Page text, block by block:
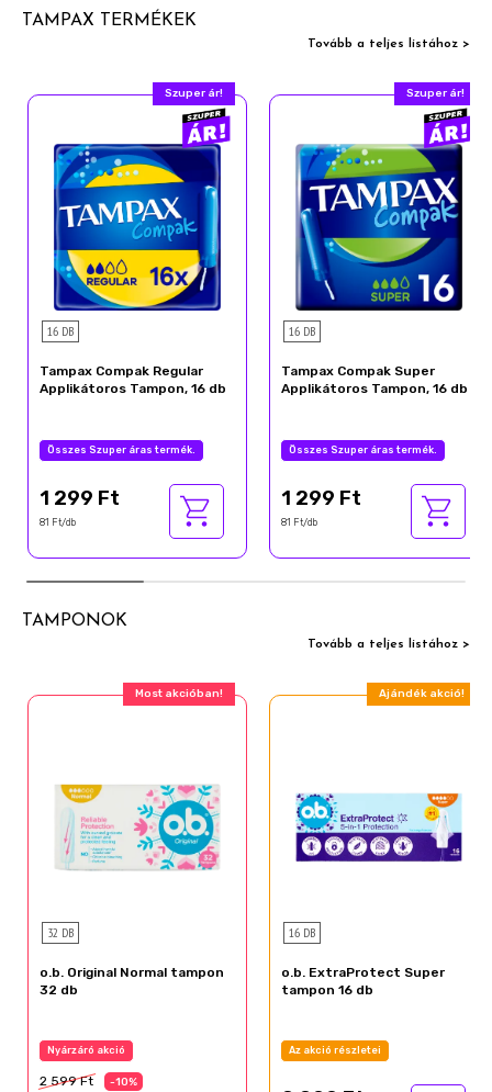
TAMPAX TERMÉKEK
Tovább a teljes listához >
Szuper ár!
16 DB
Tampax Compak Regular
Applikátoros Tampon, 16 db
Összes Szuper áras termék.
1 299 Ft
81 Ft/db
Szuper ár!
16 DB
Tampax Compak Super
Applikátoros Tampon, 16 db
Összes Szuper áras termék.
1 299 Ft
81 Ft/db
TAMPONOK
Tovább a teljes listához >
Most akcióban!
32 DB
o.b. Original Normal tampon
32 db
Nyárzáró akció
2 599 Ft -10%
Ajándék akció!
16 DB
o.b. ExtraProtect Super
tampon 16 db
Az akció részletei